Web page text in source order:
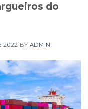
do
2022 BY ADMIN